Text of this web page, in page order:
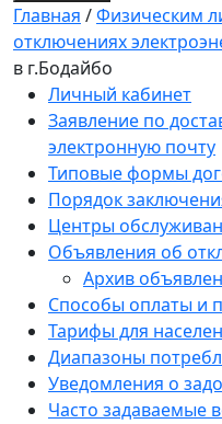
Главная /Физическим
отключениях
в г.Бодайбо
Личный кабинет
Заявление по
электронную почту
Типовые формы
Порядок
Центры
Объявления об
Архив
Способы оплаты и
Тарифы для
Диапазоны
Уведомления о
Часто задаваемые